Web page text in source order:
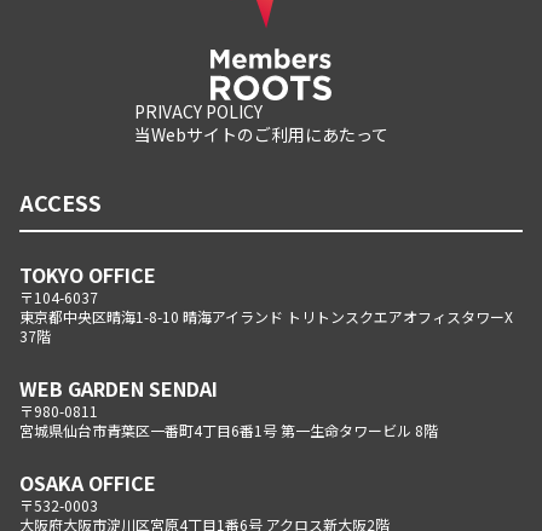
PRIVACY POLICY
当Webサイトのご利用にあたって
ACCESS
TOKYO OFFICE
〒104-6037
東京都中央区晴海1-8-10 晴海アイランド トリトンスクエアオフィスタワーX
37階
WEB GARDEN SENDAI
〒980-0811
宮城県仙台市青葉区一番町4丁目6番1号 第一生命タワービル 8階
OSAKA OFFICE
〒532-0003
大阪府大阪市淀川区宮原4丁目1番6号 アクロス新大阪2階